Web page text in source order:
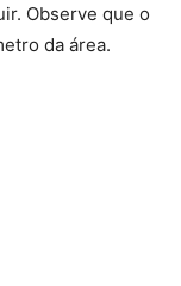
Observe que o
da área.